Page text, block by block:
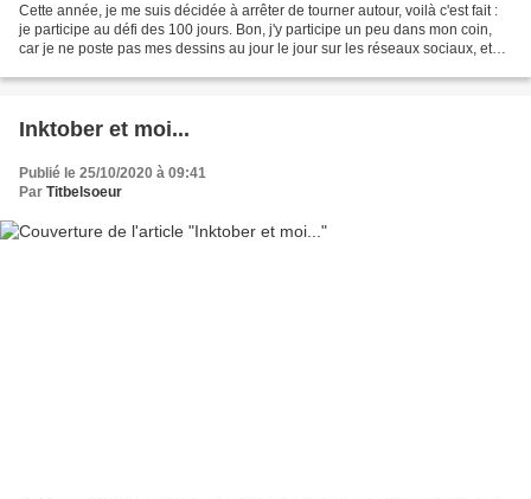
Cette année, je me suis décidée à arrêter de tourner autour, voilà c'est fait :
je participe au défi des 100 jours. Bon, j'y participe un peu dans mon coin,
car je ne poste pas mes dessins au jour le jour sur les réseaux sociaux, et
Inktober et moi...
Publié le 25/10/2020 à 09:41
Par Titbelsoeur